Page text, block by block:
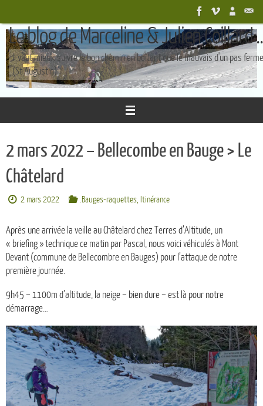
contenu
Le blog de Marceline & Julien Coillard
Il vaut mieux suivre le bon chemin en boîtant que le mauvais d'un pas ferme
(St Augustin)
2 mars 2022 – Bellecombe en Bauge > Le
Châtelard
2 mars 2022 .Bauges-raquettes, Itinérance
Après une arrivée la veille au Châtelard chez Terres d’Altitude, un
« briefing » technique ce matin par Pascal, nous voici véhiculés à Mont
Devant (commune de Bellecombre en Bauges) pour l’attaque de notre
première journée.
9h45 – 1100m d’altitude, la neige – bien dure – est là pour notre
démarrage…